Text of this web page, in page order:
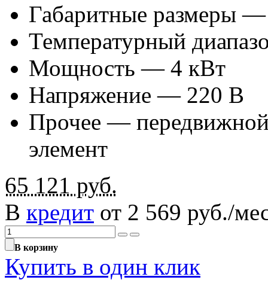
Габаритные размеры
Температурный
Мощность — 4 кВт
Напряжение — 220 В
Прочее — передвижной
элемент
65 121 руб.
В кредит от 2 569 руб./
В корзину
Купить в один клик